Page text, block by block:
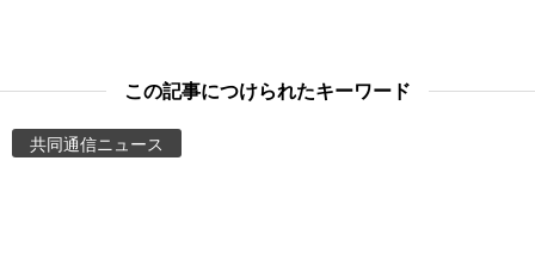
この記事につけられたキーワード
共同通信ニュース